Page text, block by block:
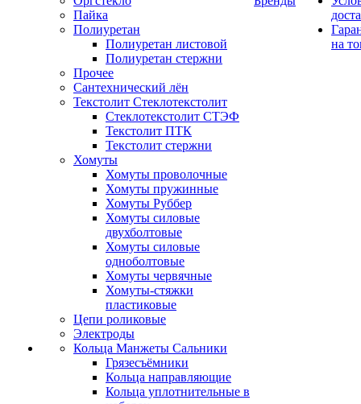
Пайка
Полиуретан
Полиуретан листовой
Полиуретан стержни
Прочее
Сантехнический лён
Текстолит Стеклотекстолит
Стеклотекстолит СТЭФ
Текстолит ПТК
Текстолит стержни
Хомуты
Хомуты проволочные
Хомуты пружинные
Хомуты Руббер
Хомуты силовые
двухболтовые
Хомуты силовые
одноболтовые
Хомуты червячные
Хомуты-стяжки
пластиковые
Цепи роликовые
Электроды
Кольца Манжеты Сальники
Грязесъёмники
Кольца направляющие
Кольца уплотнительные в
на